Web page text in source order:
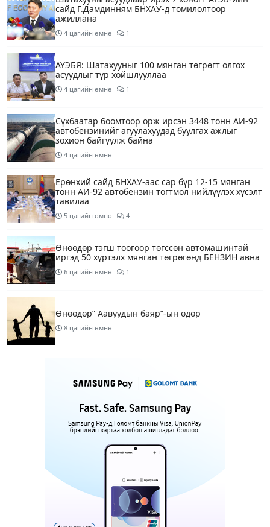
сайд Г.Дамдинням БНХАУ-д томилолтоор
ажиллана
4 цагийн өмнө 1
АҮЭБЯ: Шатахууныг 100 мянган төгрөгт олгох
асуудлыг түр хойшлууллаа
4 цагийн өмнө 1
Сүхбаатар боомтоор орж ирсэн 3448 тонн АИ-92
автобензинийг агуулахуудад буулгах ажлыг
зохион байгуулж байна
4 цагийн өмнө
Ерөнхий сайд БНХАУ-аас сар бүр 12-15 мянган
тонн АИ-92 автобензин тогтмол нийлүүлэх хүсэлт
тавилаа
5 цагийн өмнө 4
Өнөөдөр тэгш тоогоор төгссөн автомашинтай
иргэд 50 хүртэлх мянган төгрөгөнд БЕНЗИН авна
6 цагийн өмнө 1
Өнөөдөр” Аавуудын баяр”-ын өдөр
8 цагийн өмнө
Улаанбаатарт 31 хэм дулаан байна
10 цагийн өмнө
МАРГААШ: Улаанбаатарт 31 хэм дулаан байна
19 цагийн өмнө
Шатахуун дамлан борлуулсан хоёр зөрчлийг
илрүүлэн шалгаж байна
21 цагийн өмнө 3